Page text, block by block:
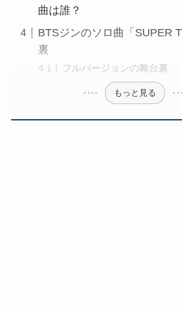
曲は誰？
BTSジンのソロ曲「SUPER
裏
フルバージョンの舞台裏
もっと見る